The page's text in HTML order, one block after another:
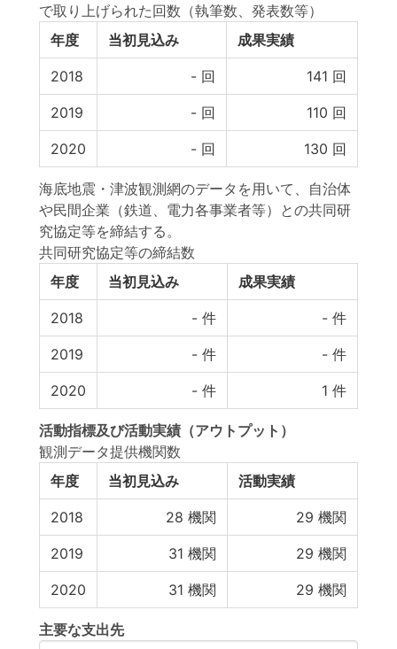
で取り上げられた回数（執筆数、発表数等）
年度
当初見込み 成果実績
2018 - 回 141 回
2019 - 回 110 回
2020 - 回 130 回
海底地震・津波観測網のデータを用いて、自治体
や民間企業（鉄道、電力各事業者等）との共同研
究協定等を締結する。
共同研究協定等の締結数
年度
当初見込み 成果実績
2018 - 件 - 件
2019 - 件 - 件
2020 - 件 1 件
活動指標及び活動実績 （アウトプット）
観測データ提供機関数
年度
当初見込み 活動実績
2018 28 機関 29 機関
2019 31 機関 29 機関
2020 31 機関 29 機関
主要な支出先